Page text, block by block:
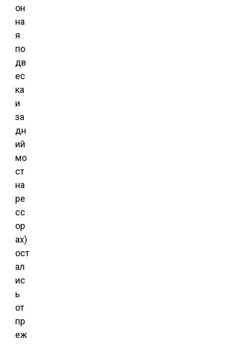
он
на
я
по
дв
ес
ка
и
за
дн
ий
мо
ст
на
ре
сс
ор
ах)
ост
ал
ис
ь
от
пр
еж